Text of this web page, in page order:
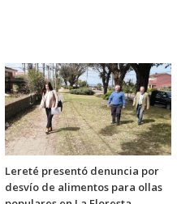
Lereté presentó denuncia por
desvío de alimentos para ollas